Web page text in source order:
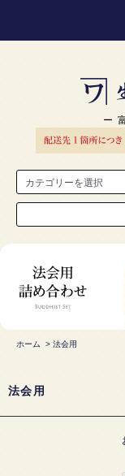
ー
ホーム > 法会用
法会用